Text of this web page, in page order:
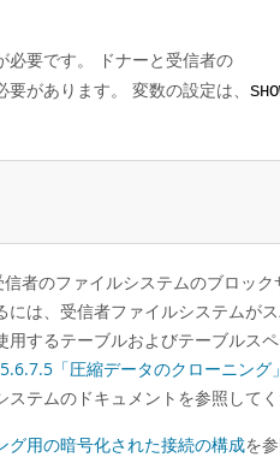
必要です。 ドナーと受信者の
があります。 変数の設定は、
者のファイルシステムのブロック
は、受信者ファイルシステムが
するテーブルおよびテーブルス
「圧縮データのクローニング」
テムのドキュメントを参照してく
グ用の暗号化された接続の構成を